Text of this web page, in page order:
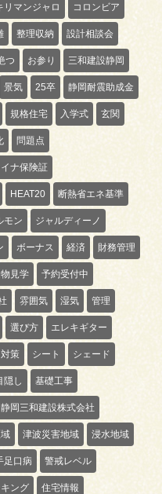
リマンジャロ コロンビア
整理収納 設計相談会
つ お参り 三和建設静岡
景気 25卒 静岡耐震助成金
規格住宅 入学式 玄関
問題点
ナ保険証
HEAT20 断熱省エネ基準
モン ジャルディーノ
ボーナス 経済 財務管理
見学 予約受付中
雰囲気 湿気 管理
選び方 エレキギター
策 シート シェード
隠し 基礎工事
静岡三和建設株式会社
津波災害地域 浸水地域
足口病 警戒レベル
ング 住宅情報